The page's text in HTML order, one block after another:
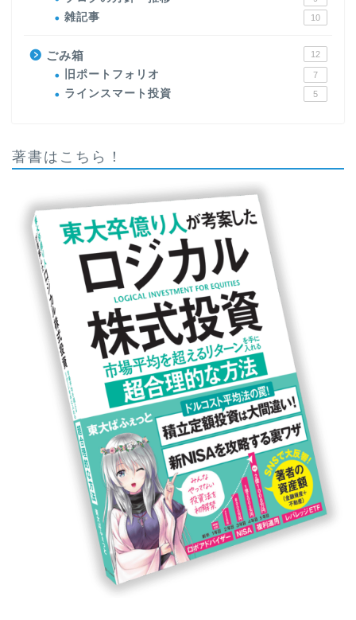
雑記事 10
ごみ箱 12
旧ポートフォリオ 7
ラインスマート投資 5
著書はこちら！